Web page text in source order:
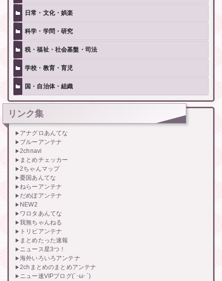
日常・文化・娯楽
科学・学問・研究
税・福祉・社会基盤・司法
学校・教育・育児
国・自治体・組織
リンク集
アナグロあんてな
ブルーアンテナ
2chnavi
まとめチェッカー
2ちゃんマップ
憂国あんてな
ねらーアンテナ
だめぽアンテナ
NEW2
ワロタあんてな
我無ちゃんねる
トリビアンテナ
まとめたった速報
ニュース星3つ！
海外いろいろアンテナ
2chまとめのまとめアンテナ
ニュー速VIPブログ(`･ω･´)